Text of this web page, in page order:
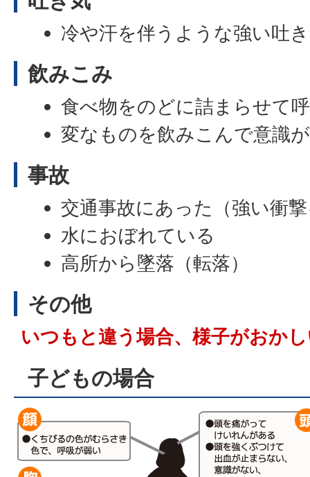
冷や汗を伴うような強い吐
飲みこみ
食べ物をのどに詰まらせて
変なものを飲みこんで意識
事故
交通事故にあった（強い衝
水におぼれている
高所から墜落（転落）
その他
いつもと違う場合、様子がおか
子どもの場合